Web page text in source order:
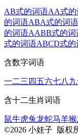
AB式的词语AA式的
的词语ABA式的词语
的词语AABB式的词
式的词语ABCD式的
含数字词语
一二三 四五六七八 九
含十二生肖词语
鼠牛虎兔龙蛇马羊猴
©2026 小娃子 版权